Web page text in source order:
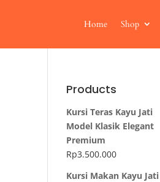
Home Shop
Products
Kursi Teras Kayu Jati
Model Klasik Elegant
Premium
Rp3.500.000
Kursi Makan Kayu Jati